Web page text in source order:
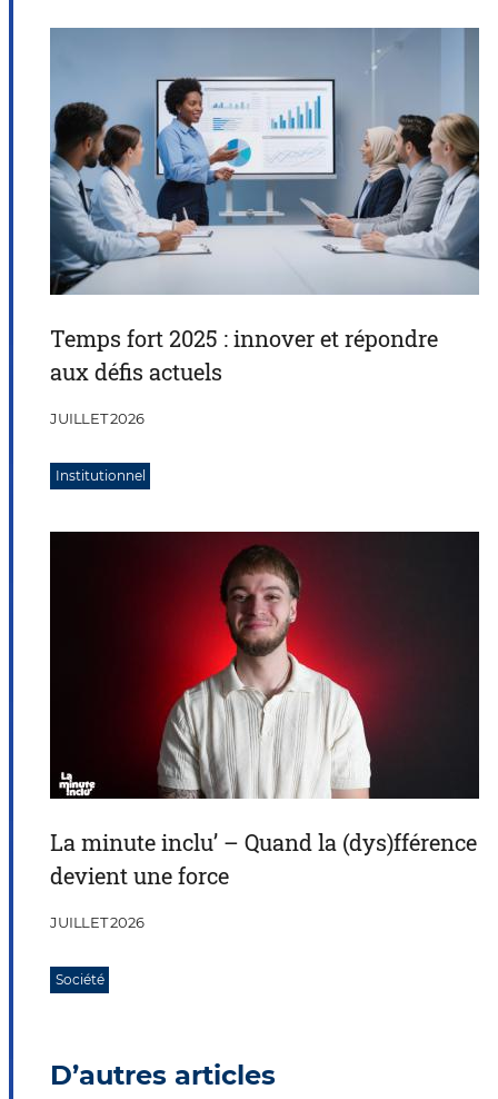
Temps fort 2025 : innover et répondre
aux défis actuels
JUILLET 2026
Institutionnel
La minute inclu’ – Quand la (dys)fférence
devient une force
JUILLET 2026
Société
D’autres articles